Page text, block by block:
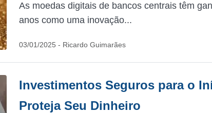
As moedas digitais de bancos centrais têm
anos como uma inovação...
03/01/2025 - Ricardo Guimarães
Investimentos Seguros para o
Proteja Seu Dinheiro